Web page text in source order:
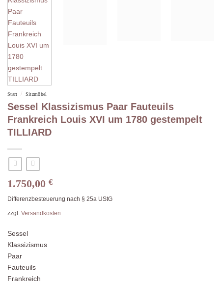
Start / Sitzmöbel
Sessel Klassizismus Paar Fauteuils
Frankreich Louis XVI um 1780 gestempelt
TILLIARD
1.750,00 €
Differenzbesteuerung nach § 25a UStG
zzgl. Versandkosten
Sessel
Klassizismus
Paar
Fauteuils
Frankreich